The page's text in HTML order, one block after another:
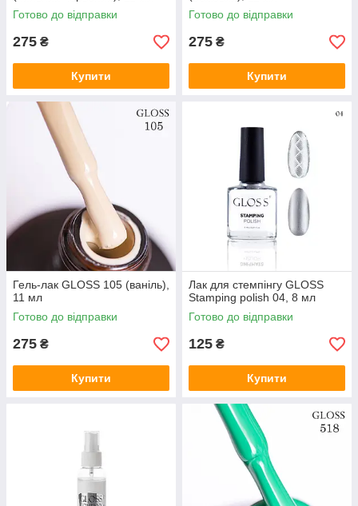
Готово до відправки
275 ₴
Купити
Готово до відправки
275 ₴
Купити
Гель-лак GLOSS 105 (ваніль),
11 мл
Готово до відправки
275 ₴
Купити
Лак для стемпінгу GLOSS
Stamping polish 04, 8 мл
Готово до відправки
125 ₴
Купити